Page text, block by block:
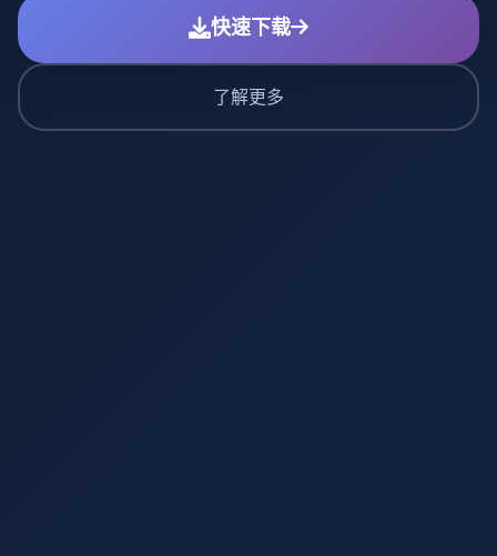
快速下载
了解更多